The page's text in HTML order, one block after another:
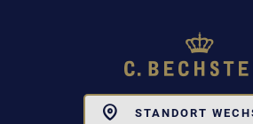
STANDORT